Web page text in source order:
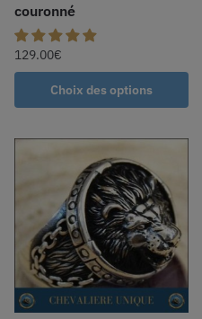
couronné
129.00€
Choix des options